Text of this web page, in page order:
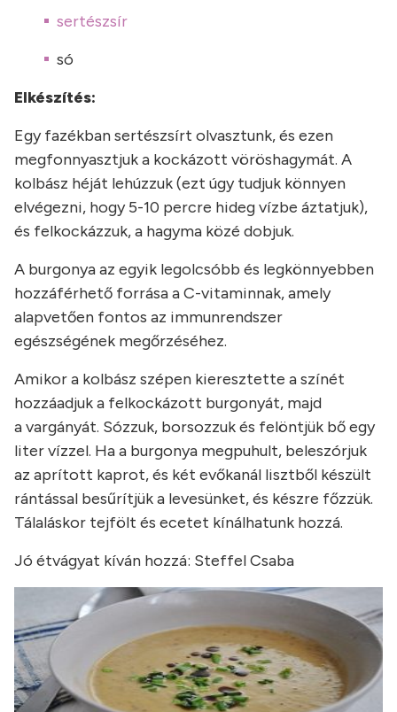
sertészsír
só
Elkészítés:
Egy fazékban sertészsírt olvasztunk, és ezen
megfonnyasztjuk a kockázott vöröshagymát. A
kolbász héját lehúzzuk (ezt úgy tudjuk könnyen
elvégezni, hogy 5-10 percre hideg vízbe áztatjuk),
és felkockázzuk, a hagyma közé dobjuk.
A burgonya az egyik legolcsóbb és legkönnyebben
hozzáférhető forrása a C-vitaminnak, amely
alapvetően fontos az immunrendszer
egészségének megőrzéséhez.
Amikor a kolbász szépen kieresztette a színét
hozzáadjuk a felkockázott burgonyát, majd
a vargányát. Sózzuk, borsozzuk és felöntjük bő egy
liter vízzel. Ha a burgonya megpuhult, beleszórjuk
az aprított kaprot, és két evőkanál lisztből készült
rántással besűrítjük a levesünket, és készre főzzük.
Tálaláskor tejfölt és ecetet kínálhatunk hozzá.
Jó étvágyat kíván hozzá: Steffel Csaba